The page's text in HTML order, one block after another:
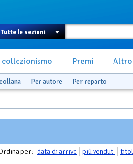
collezionismo Premi Altro
Per autore Per reparto
per: data di arrivo più venduti